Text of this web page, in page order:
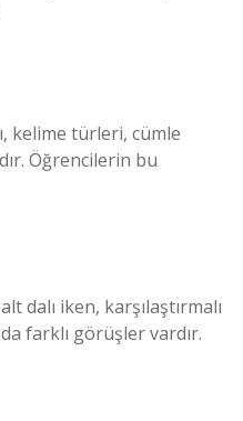
kelime türleri, cümle
Öğrencilerin bu
dalı iken, karşılaştırmalı
farklı görüşler vardır.